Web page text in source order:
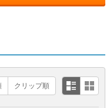
クリップ順